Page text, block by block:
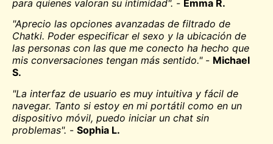
para quienes valoran su intimidad". - Emma R.
"Aprecio las opciones avanzadas de filtrado de
Chatki. Poder especificar el sexo y la ubicación de
las personas con las que me conecto ha hecho que
mis conversaciones tengan más sentido."- Michael
S.
"La interfaz de usuario es muy intuitiva y fácil de
navegar. Tanto si estoy en mi portátil como en un
dispositivo móvil, puedo iniciar un chat sin
problemas". - Sophia L.